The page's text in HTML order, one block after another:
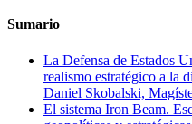
Sumario
La Defensa de Estados
realismo estratégico a la
Daniel Skobalski,
El sistema Iron Beam.